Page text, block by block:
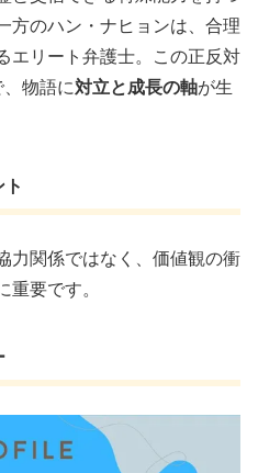
方のハン・ナヒョンは、合理
エリート弁護士。この正反対
物語に対立と成長の軸が生
力関係ではなく、価値観の衝
重要です。